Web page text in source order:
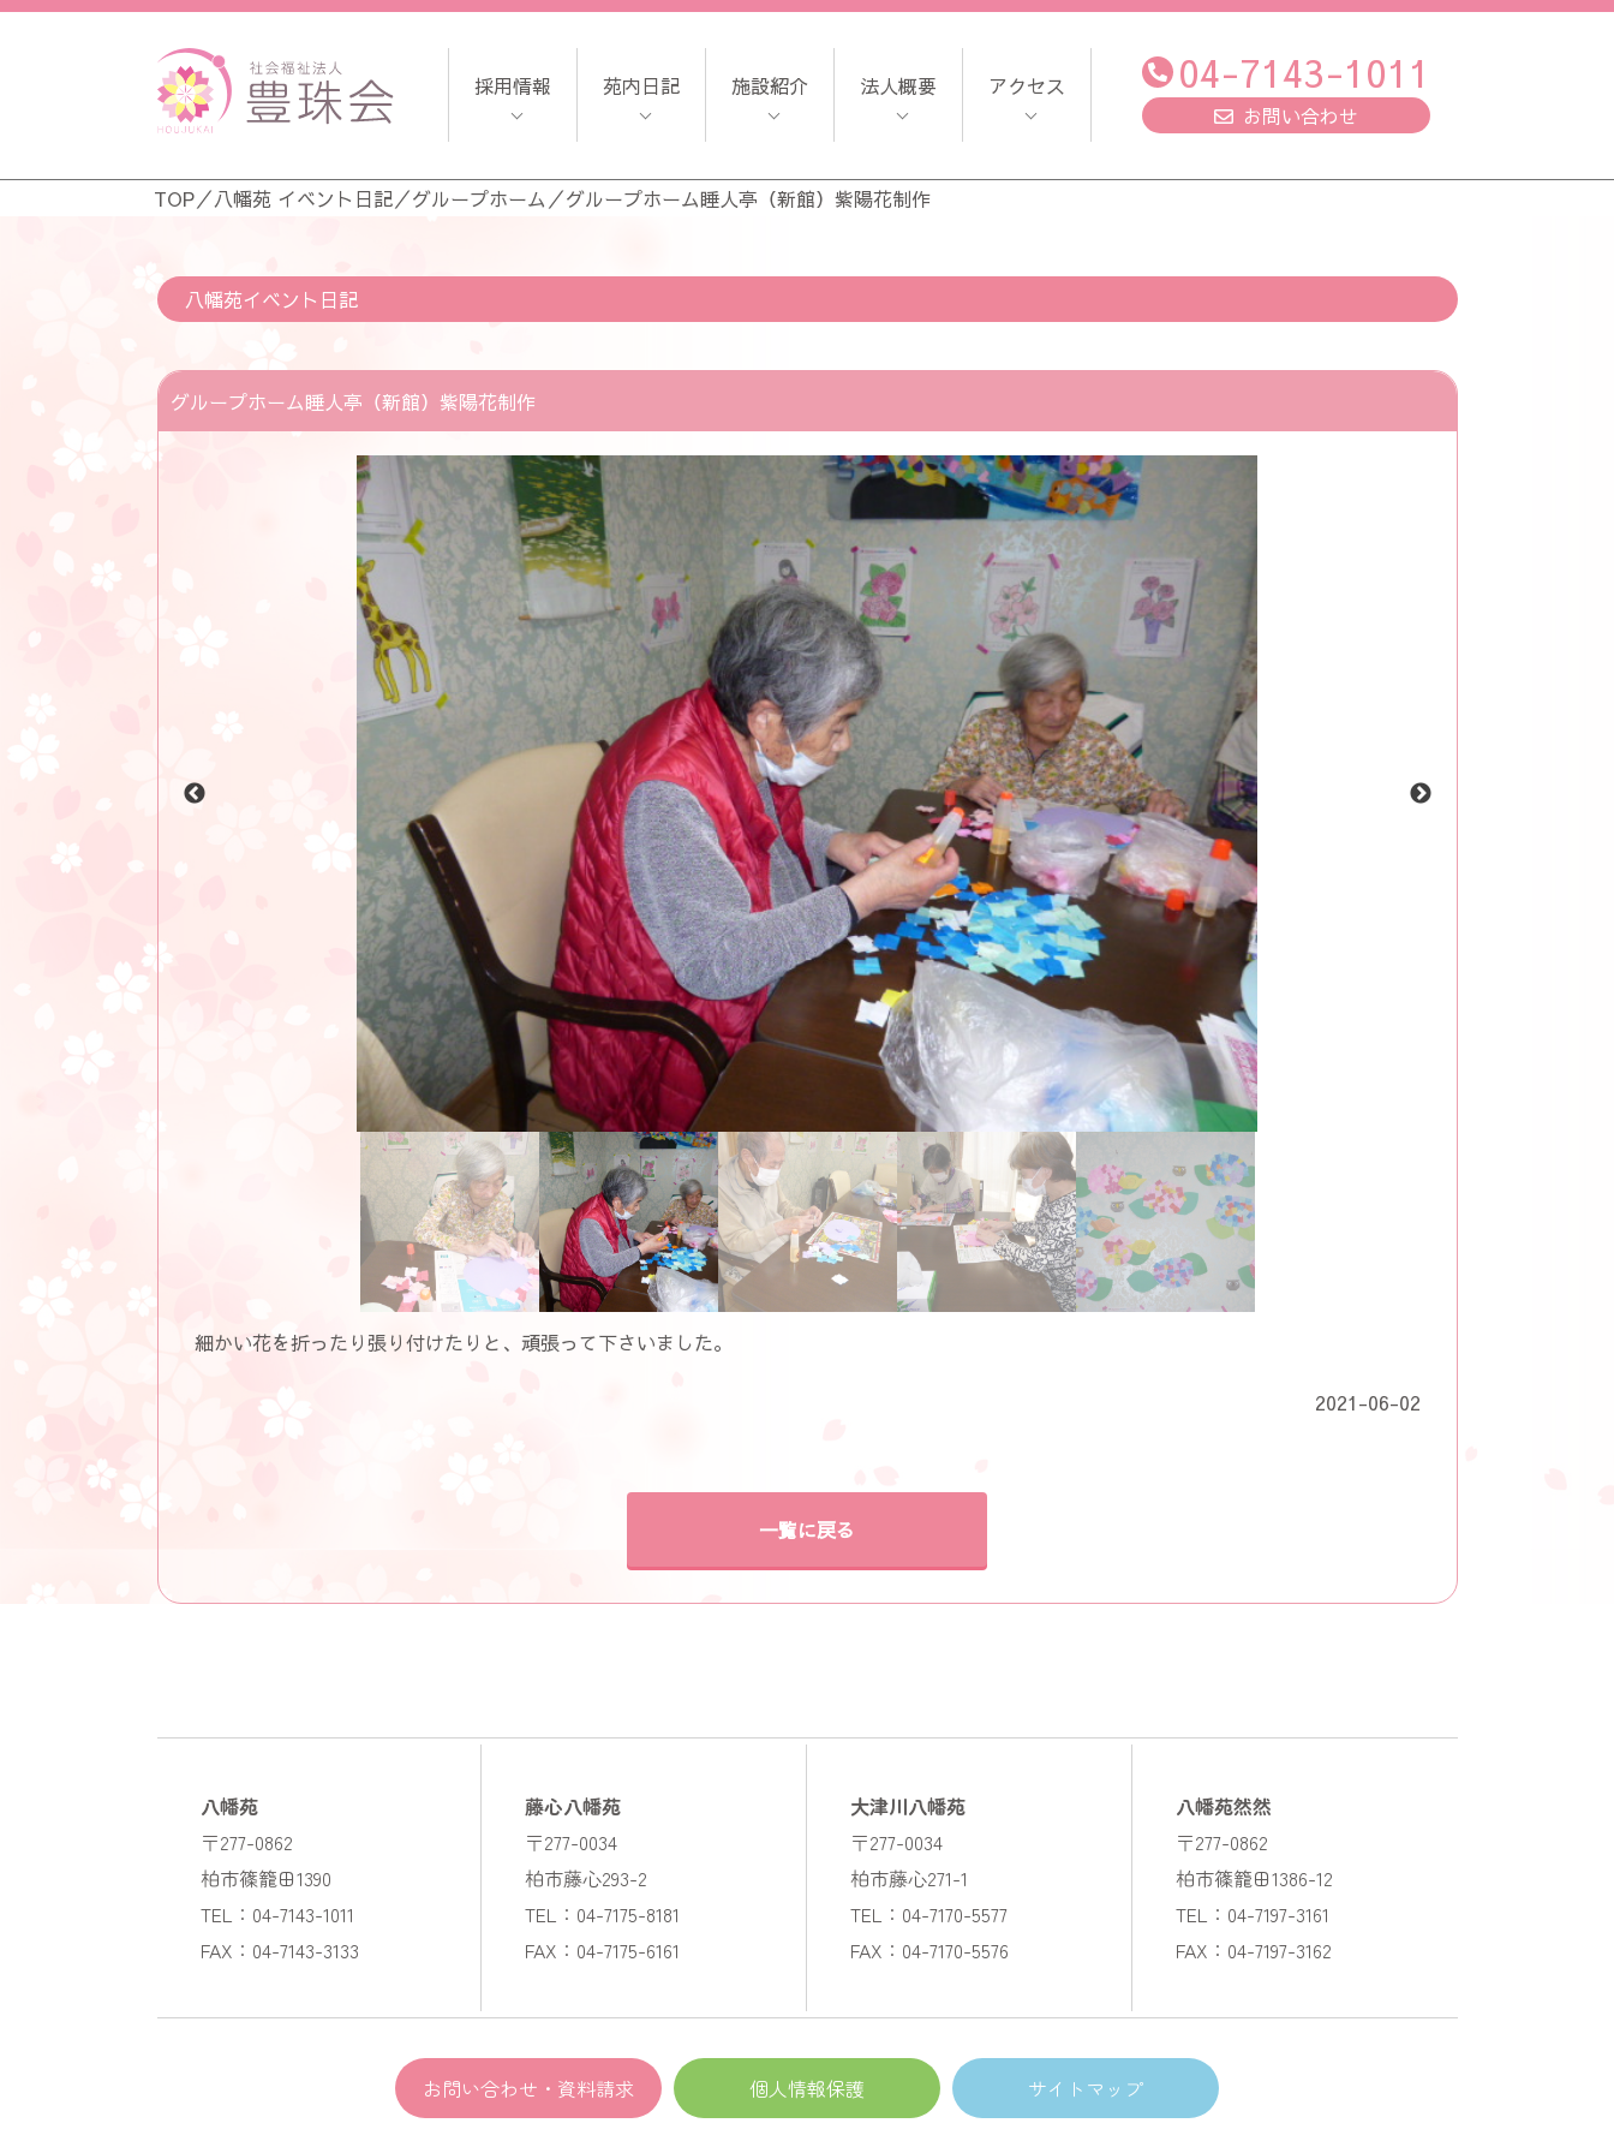
採用情報 苑内日記 施設紹介 法人概要 アクセス 04-7143-1011
お問い合わせ
TOP／八幡苑 イベント日記／グループホーム ／グループホーム睡人亭（新館）紫陽花制作
八幡苑イベント日記
グループホーム睡人亭（新館）紫陽花制作
細かい花を折ったり張り付けたりと、頑張って下さいました。
2021-06-02
一覧に戻る
八幡苑
〒277-0862
柏市篠籠田1390
TEL：04-7143-1011
FAX：04-7143-3133
藤心八幡苑
〒277-0034
柏市藤心293-2
TEL：04-7175-8181
FAX：04-7175-6161
大津川八幡苑
〒277-0034
柏市藤心271-1
TEL：04-7170-5577
FAX：04-7170-5576
八幡苑然然
〒277-0862
柏市篠籠田1386-12
TEL：04-7197-3161
FAX：04-7197-3162
お問い合わせ・資料請求 個人情報保護 サイトマップ